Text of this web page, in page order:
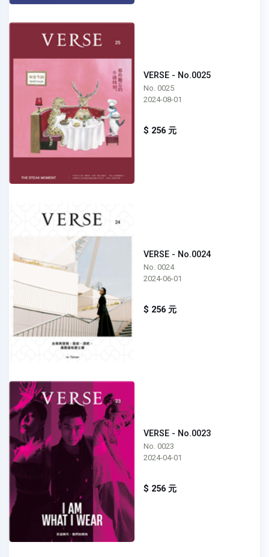
VERSE - No.0025
No. 0025
2024-08-01
$ 256 元
VERSE - No.0024
No. 0024
2024-06-01
$ 256 元
VERSE - No.0023
No. 0023
2024-04-01
$ 256 元